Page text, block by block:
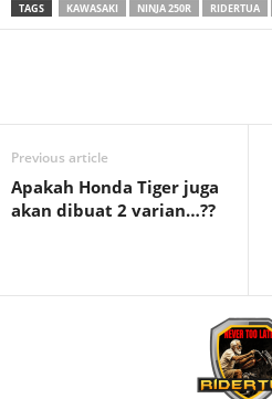
TAGS KAWASAKI NINJA 250R RIDERTUA
Previous article
Apakah Honda Tiger juga
akan dibuat 2 varian…??